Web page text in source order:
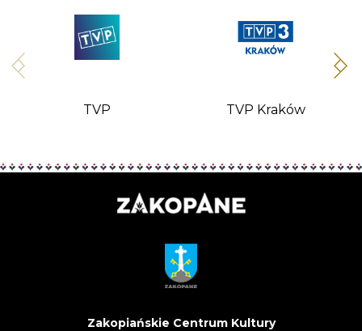
TVP TVP Kraków
Zakopiańskie Centrum Kultury